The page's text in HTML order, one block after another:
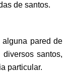
de santos.
pared de
santos,
particular.